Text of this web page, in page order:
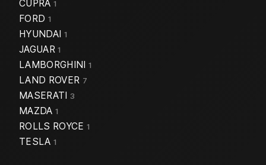
CUPRA 1
FORD 1
HYUNDAI 1
JAGUAR1
LAMBORGHINI 1
LAND ROVER 7
MASERATI 3
MAZDA 1
ROLLS ROYCE 1
TESLA 1